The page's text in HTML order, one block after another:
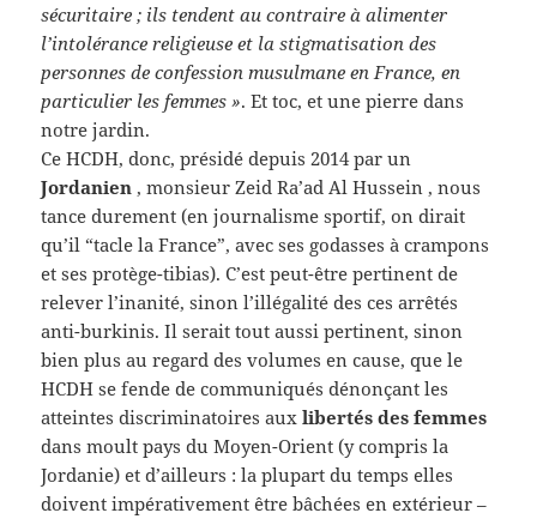
sécuritaire ; ils tendent au contraire à alimenter
l’intolérance religieuse et la stigmatisation des
personnes de confession musulmane en France, en
particulier les femmes ». Et toc, et une pierre dans
notre jardin.
Ce HCDH, donc, présidé depuis 2014 par un
Jordanien , monsieur Zeid Ra’ad Al Hussein , nous
tance durement (en journalisme sportif, on dirait
qu’il “tacle la France”, avec ses godasses à crampons
et ses protège-tibias). C’est peut-être pertinent de
relever l’inanité, sinon l’illégalité des ces arrêtés
anti-burkinis. Il serait tout aussi pertinent, sinon
bien plus au regard des volumes en cause, que le
HCDH se fende de communiqués dénonçant les
atteintes discriminatoires auxlibertés des femmes
dans moult pays du Moyen-Orient (y compris la
Jordanie) et d’ailleurs : la plupart du temps elles
doivent impérativement être bâchées en extérieur –